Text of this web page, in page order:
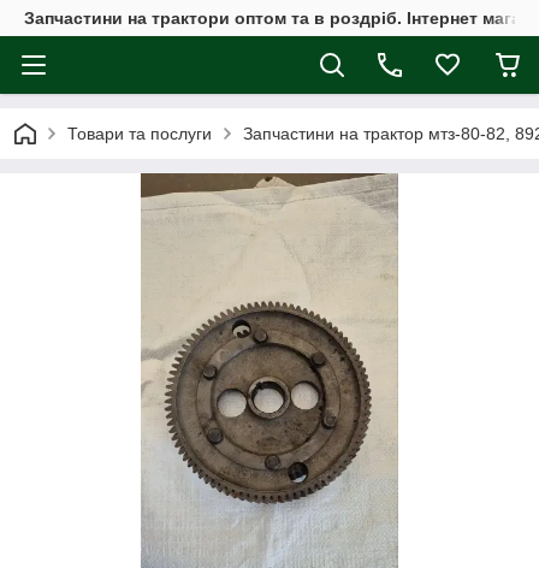
Запчастини на трактори оптом та в роздріб. Інтернет
Товари та послуги Запчастини на трактор мтз-80-82,